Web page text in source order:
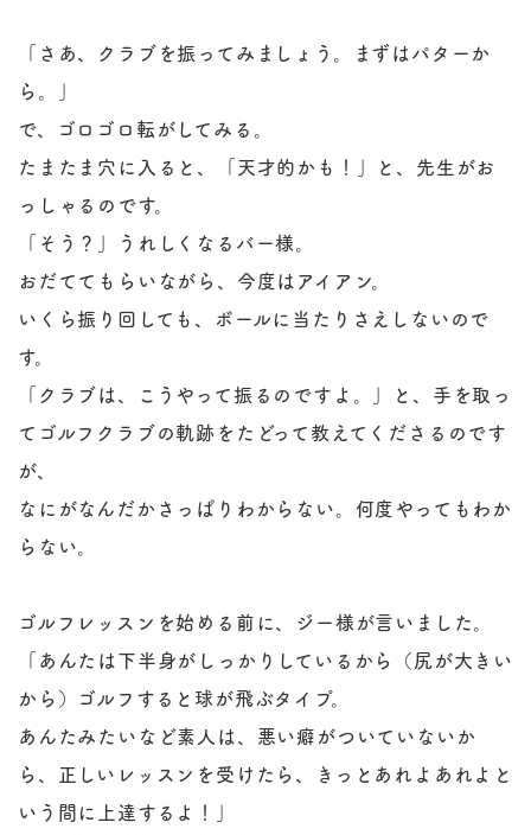
「さあ、クラブを振ってみましょう。まずはパターか
ら。」
で、ゴロゴロ転がしてみる。
たまたま穴に入ると、「天才的かも！」と、先生がお
っしゃるのです。
「そう？」うれしくなるバー様。
おだててもらいながら、今度はアイアン。
いくら振り回しても、ボールに当たりさえしないので
す。
「クラブは、こうやって振るのですよ。」と、手を取っ
てゴルフクラブの軌跡をたどって教えてくださるのです
が、
なにがなんだかさっぱりわからない。何度やってもわか
らない。
ゴルフレッスンを始める前に、ジー様が言いました。
「あんたは下半身がしっかりしているから（尻が大きい
から）ゴルフすると球が飛ぶタイプ。
あんたみたいなど素人は、悪い癖がついていないか
ら、正しいレッスンを受けたら、きっとあれよあれよと
いう間に上達するよ！」